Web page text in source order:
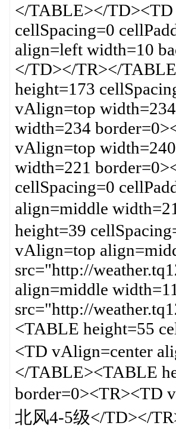
</TABLE></
cellSpacing=0
align=left width=10
</TD></TR></
height=173
vAlign=top
width=234
vAlign=top
width=221
cellSpacing=0
align=middle
height=39
vAlign=top
src="http://
align=middle
src="http://
<TABLE height=55
<TD vAlign=center
</TABLE><TABLE
border=0><TR><TD
北风4-5级</TD></